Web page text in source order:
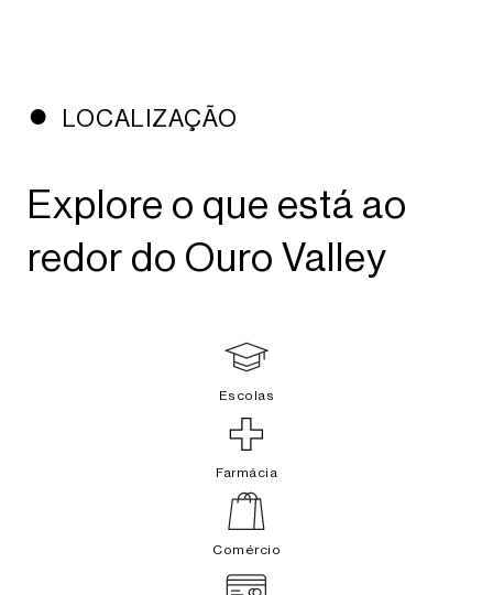
LOCALIZAÇÃO
Explore o que está ao
redor do Ouro Valley
Escolas
Farmácia
Comércio